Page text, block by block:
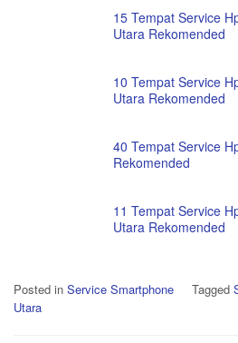
15 Tempat Service
Utara Rekomended
10 Tempat Service
Utara Rekomended
40 Tempat Service
Rekomended
11 Tempat Service
Utara Rekomended
Posted in Service Smartphone Tagged
Utara